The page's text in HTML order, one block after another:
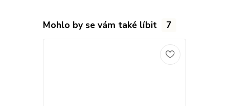
Mohlo by se vám také líbit 7